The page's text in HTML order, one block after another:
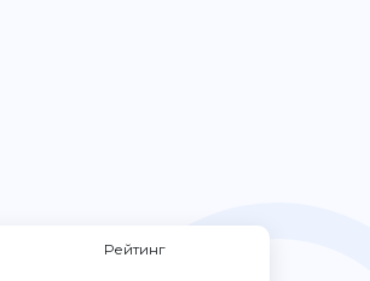
Рейтинг